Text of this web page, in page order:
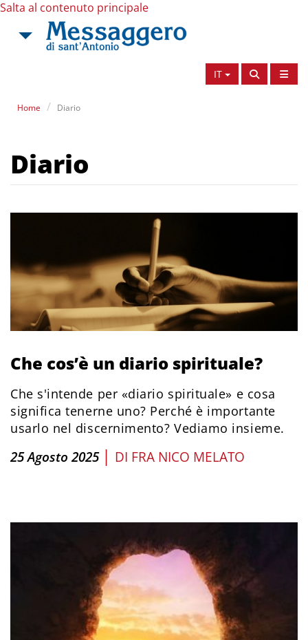
Salta al contenuto principale
IT
Home Diario
Diario
Che cos’è un diario spirituale?
Che s'intende per «diario spirituale» e cosa
significa tenerne uno? Perché è importante
usarlo nel discernimento? Vediamo insieme.
25 Agosto 2025 | DI FRA NICO MELATO